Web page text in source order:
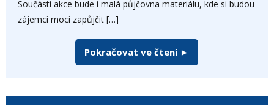
Součástí akce bude i malá půjčovna materiálu, kde si budou
zájemci moci zapůjčit […]
Pokračovat ve čtení ►